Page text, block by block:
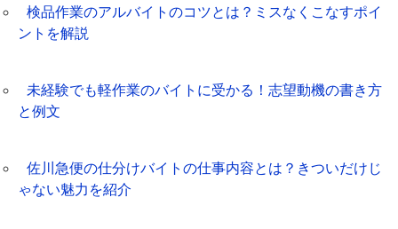
検品作業のアルバイトのコツとは？ミスなくこなすポイ
ントを解説
未経験でも軽作業のバイトに受かる！志望動機の書き方
と例文
佐川急便の仕分けバイトの仕事内容とは？きついだけじ
ゃない魅力を紹介